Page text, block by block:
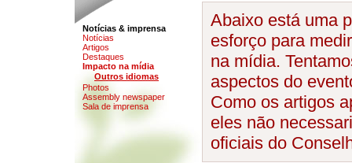
Notícias & imprensa
Notícias
Artigos
Destaques
Impacto na mídia
Outros idiomas
Photos
Assembly newspaper
Sala de imprensa
Abaixo está uma
esforço para
na mídia.
aspectos do
Como os artigos
eles não
oficiais do